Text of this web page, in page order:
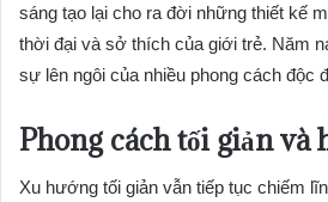
sáng tạo lại cho ra đời những thiết kế
thời đại và sở thích của giới trẻ. Năm
sự lên ngôi của nhiều phong cách độc
Phong cách tối giản và
Xu hướng tối giản vẫn tiếp tục chiếm